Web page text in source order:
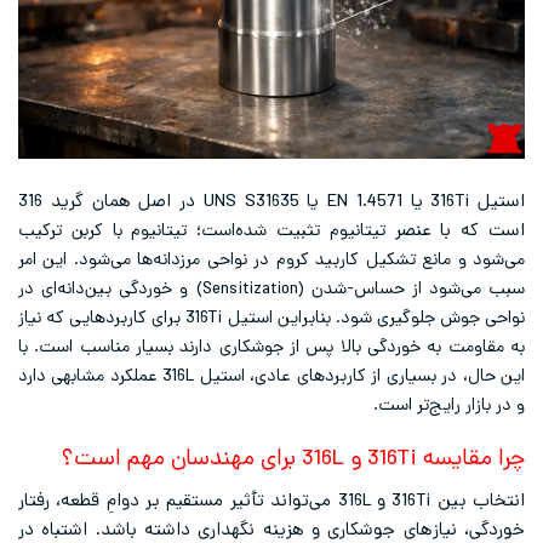
استیل 316Ti یا EN 1.4571 یا UNS S31635 در اصل همان گرید 316
است که با عنصرتیتانیوم تثبیت شده‌است؛ تیتانیوم با کربن ترکیب
می‌شود و مانع تشکیل کاربید کروم در نواحی مرزدانه‌ها می‌شود. این امر
سبب می‌شود از حساس-شدن (Sensitization) و خوردگی بین‌دانه‌ای در
نواحی جوش جلوگیری شود. بنابراین استیل 316Ti برای کاربردهایی که نیاز
به مقاومت به خوردگی بالا پس از جوشکاری دارند بسیار مناسب است. با
این حال، در بسیاری از کاربردهای عادی، استیل 316L عملکرد مشابهی دارد
و در بازار رایج‌تر است.
چرا مقایسه 316Ti و 316L برای مهندسان مهم است؟
انتخاب بین 316Ti و 316L می‌تواند تأثیر مستقیم بر دوامِ قطعه، رفتار
خوردگی، نیازهای جوشکاری و هزینه نگهداری داشته باشد. اشتباه در